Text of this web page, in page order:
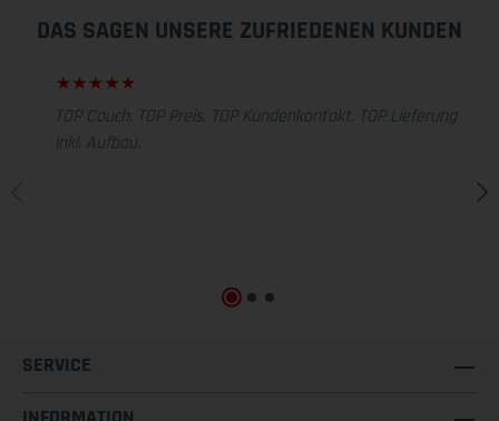
DAS SAGEN UNSERE ZUFRIEDENEN KUNDEN
TOP Couch. TOP Preis. TOP Kundenkontakt. TOP Lieferung
inkl. Aufbau.
SERVICE